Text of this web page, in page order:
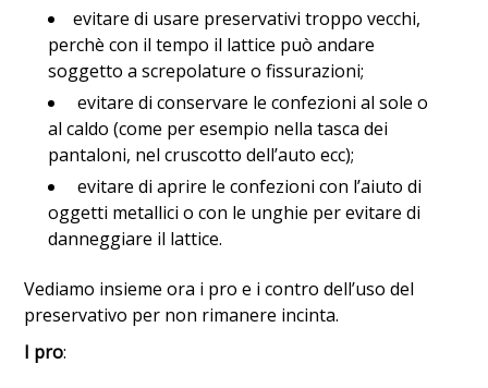
evitare di usare preservativi troppo vecchi,
perchè con il tempo il lattice può andare
soggetto a screpolature o fissurazioni;
evitare di conservare le confezioni al sole o
al caldo (come per esempio nella tasca dei
pantaloni, nel cruscotto dell’auto ecc);
evitare di aprire le confezioni con l’aiuto di
oggetti metallici o con le unghie per evitare di
danneggiare il lattice.
Vediamo insieme ora i pro e i contro dell’uso del
preservativo per non rimanere incinta.
I pro: